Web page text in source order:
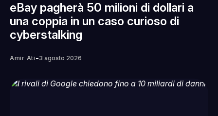
eBay pagherà 50 milioni di dollari a
una coppia in un caso curioso di
cyberstalking
Amir Ati -3 agosto 2026